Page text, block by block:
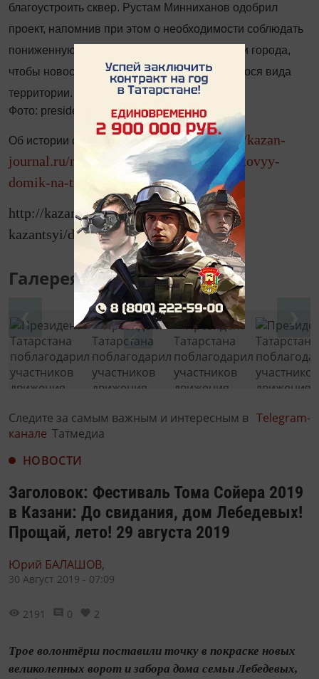
благоустроить сквер. Рустам Минниханов одобрил
проект, напомнив при этом о необходимости соблюдать
пониженную этажность в исторической части города,
чтобы новостройка не нарушала сложившегося вида
территории.
Фото: president.tatar.ru
Об истории старинного дома читайте:http://kazan-
journal.ru/news/kazan-i-kazantsyi/granatovyy-
domik-na-tretey-gore
http://kazan-journal.ru/news/kazan-i-
kazantsyi/dom-moego-detstva
Галерея
❮
Следите за самым важным и интересным в Telegram-
канале Татмедиа
НОВОСТИ
Заголовок: Фестиваль Тома Сойера 2019
в Казани: До свидания, дом Лебедевых!
Прощай, лето! 29 августа 2019
Юрий БАЛАШОВ,
30 Август 2019 - 07:09
2191 0 2
Трое волонтёрш поставили точку в покраске новых
великолепных ворот и забора дома семьи Лебедевых,